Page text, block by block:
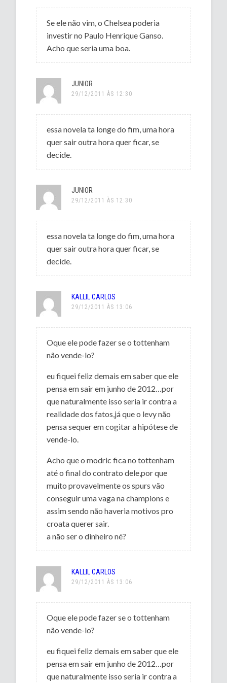
Se ele não vim, o Chelsea poderia
investir no Paulo Henrique Ganso.
Acho que seria uma boa.
JUNIOR
29/12/2011 ÀS 12:30
essa novela ta longe do fim, uma hora
quer sair outra hora quer ficar, se
decide.
JUNIOR
29/12/2011 ÀS 12:30
essa novela ta longe do fim, uma hora
quer sair outra hora quer ficar, se
decide.
KALLIL CARLOS
29/12/2011 ÀS 13:06
Oque ele pode fazer se o tottenham
não vende-lo?
eu fiquei feliz demais em saber que ele
pensa em sair em junho de 2012…por
que naturalmente isso seria ir contra a
realidade dos fatos,já que o levy não
pensa sequer em cogitar a hipótese de
vende-lo.
Acho que o modric fica no tottenham
até o final do contrato dele,por que
muito provavelmente os spurs vão
conseguir uma vaga na champions e
assim sendo não haveria motivos pro
croata querer sair.
a não ser o dinheiro né?
KALLIL CARLOS
29/12/2011 ÀS 13:06
Oque ele pode fazer se o tottenham
não vende-lo?
eu fiquei feliz demais em saber que ele
pensa em sair em junho de 2012…por
que naturalmente isso seria ir contra a